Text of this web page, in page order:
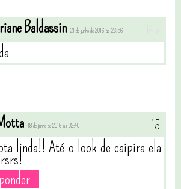
Baldassin 21 de junho de 2016 às 23:56
18 de junho de 2016 às 02:40
linda!! Até o look de caipira ela